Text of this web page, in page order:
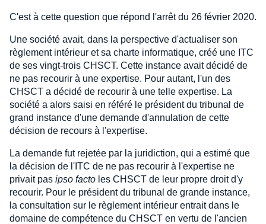
C'est à cette question que répond l'arrêt du 26 février 2020.
Une société avait, dans la perspective d'actualiser son
règlement intérieur et sa charte informatique, créé une ITC
de ses vingt-trois CHSCT. Cette instance avait décidé de
ne pas recourir à une expertise. Pour autant, l'un des
CHSCT a décidé de recourir à une telle expertise. La
société a alors saisi en référé le président du tribunal de
grand instance d'une demande d'annulation de cette
décision de recours à l'expertise.
La demande fut rejetée par la juridiction, qui a estimé que
la décision de l'ITC de ne pas recourir à l'expertise ne
privait pas ipso facto les CHSCT de leur propre droit d'y
recourir. Pour le président du tribunal de grande instance,
la consultation sur le règlement intérieur entrait dans le
domaine de compétence du CHSCT en vertu de l'ancien